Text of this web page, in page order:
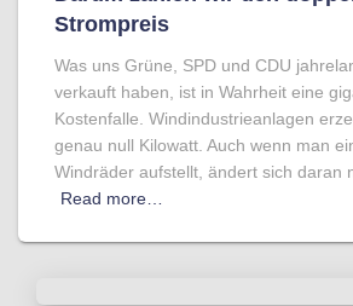
Strompreis
Was uns Grüne, SPD und CDU
verkauft haben, ist in Wahrheit eine
Kostenfalle. Windindustrieanlagen
genau null Kilowatt. Auch wenn man
Windräder aufstellt, ändert sich daran
Read more…